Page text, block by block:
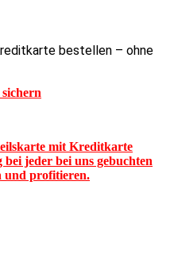
bestellen – ohne
mit Kreditkarte
jeder bei uns gebuchten
und profitieren.